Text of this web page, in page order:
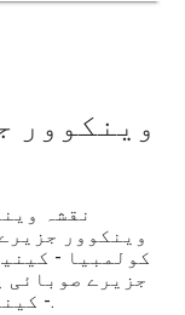
وینکوور
نقشہ
وینکوور
کولمبیا -
جزیرے صوبائی
- کینیڈا) کے لئے ڈاؤن لوڈ ، اتارنا.